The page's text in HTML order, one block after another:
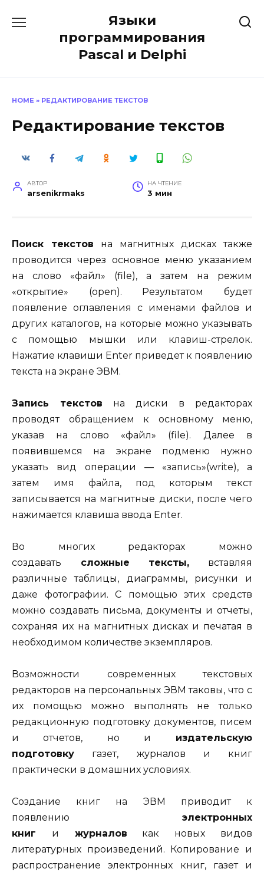
содержанию
Языки
программирования
Pascal и Delphi
HOME » РЕДАКТИРОВАНИЕ ТЕКСТОВ
Редактирование текстов
АВТОР
arsenikrmaks
НА ЧТЕНИЕ
3 мин
Поиск текстов на магнитных дисках также
проводится через ос­новное меню указанием
на слово «файл» (file), а затем на режим
«открытие» (open). Результатом будет
появление оглавления с име­нами файлов и
других каталогов, на которые можно указывать
с помощью мышки или клавиш-стрелок.
Нажатие клавиши Enter приведет к появлению
текста на экране ЭВМ.
Запись текстов на диски в редакторах
проводят обращением к основному меню,
указав на слово «файл» (file). Далее в
появившемся на экране подменю нужно
указать вид операции — «запись»(write), а
затем имя файла, под которым текст
записывается на магнитные диски, после чего
нажимается клавиша ввода Enter.
Во многих редакторах можно
создавать сложные тексты, вставляя
различные таблицы, диаграммы, рисунки и
даже фотографии. С помощью этих средств
можно создавать письма, документы и от­четы,
сохраняя их на магнитных дисках и печатая в
необходимом количестве экземпляров.
Возможности современных текстовых
редакторов на персональ­ных ЭВМ таковы, что с
их помощью можно выполнять не только
редакционную подготовку документов, писем
и отчетов, но и изда­тельскую
подготовку газет, журналов и книг
практически в домашних условиях.
Создание книг на ЭВМ приводит к
появлению электронных
книг и журналов как новых видов
литературных произведений. Копи­рование и
распространение электронных книг, газет и